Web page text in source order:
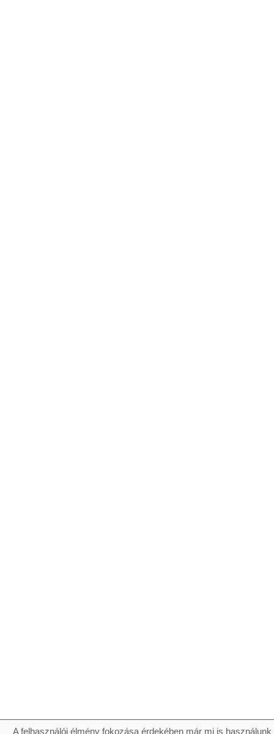
A felhasználói élmény fokozása érdekében már mi is